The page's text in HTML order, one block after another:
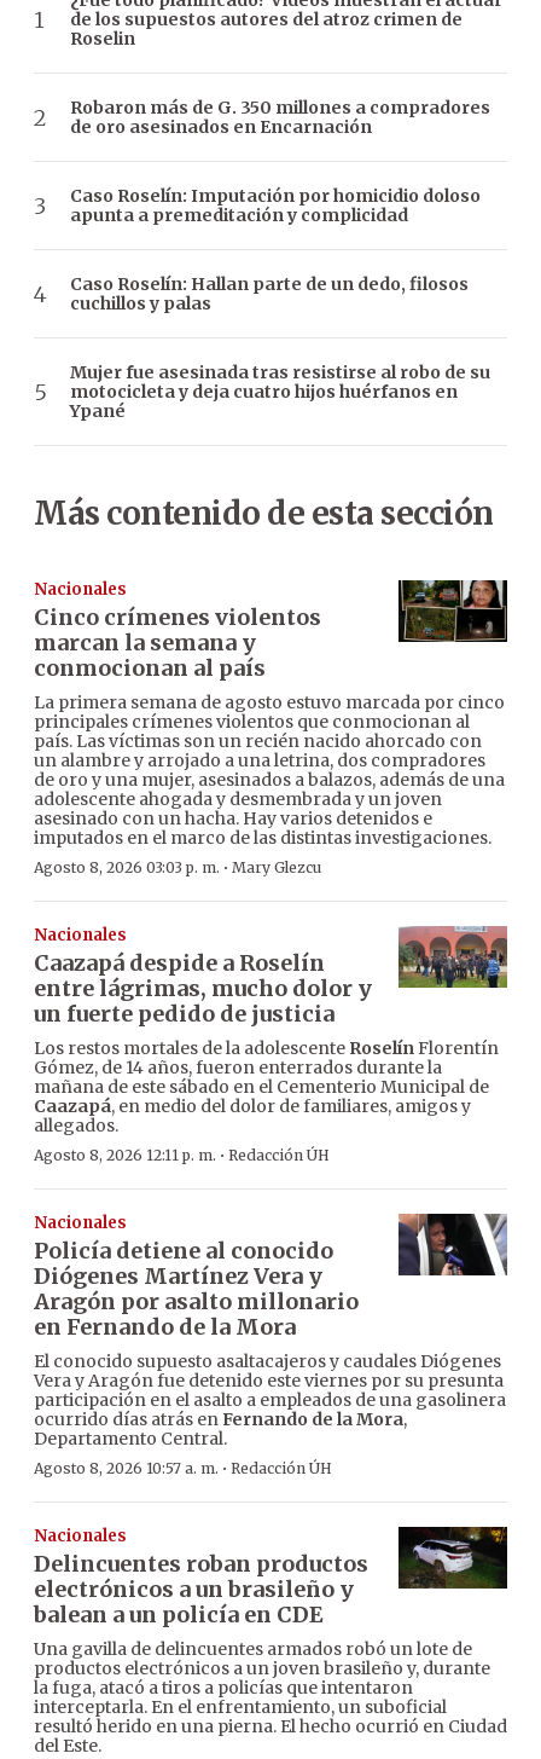
de los supuestos autores del atroz crimen de
Roselin
Robaron más de G. 350 millones a compradores
de oro asesinados en Encarnación
Caso Roselín: Imputación por homicidio doloso
apunta a premeditación y complicidad
Caso Roselín: Hallan parte de un dedo, filosos
cuchillos y palas
Mujer fue asesinada tras resistirse al robo de su
motocicleta y deja cuatro hijos huérfanos en
Ypané
Más contenido de esta sección
Nacionales
Cinco crímenes violentos
marcan la semana y
conmocionan al país
La primera semana de agosto estuvo marcada por cinco
principales crímenes violentos que conmocionan al
país. Las víctimas son un recién nacido ahorcado con
un alambre y arrojado a una letrina, dos compradores
de oro y una mujer, asesinados a balazos, además de una
adolescente ahogada y desmembrada y un joven
asesinado con un hacha. Hay varios detenidos e
imputados en el marco de las distintas investigaciones.
Agosto 8, 2026 03:03 p. m. · Mary Glezcu
Nacionales
Caazapá despide a Roselín
entre lágrimas, mucho dolor y
un fuerte pedido de justicia
Los restos mortales de la adolescente RoselínFlorentín
Gómez, de 14 años, fueron enterrados durante la
mañana de este sábado en el Cementerio Municipal de
Caazapá, en medio del dolor de familiares, amigos y
allegados.
Agosto 8, 2026 12:11 p. m. · Redacción ÚH
Nacionales
Policía detiene al conocido
Diógenes Martínez Vera y
Aragón por asalto millonario
en Fernando de la Mora
El conocido supuesto asaltacajeros y caudales Diógenes
Vera y Aragón fue detenido este viernes por su presunta
participación en el asalto a empleados de una gasolinera
ocurrido días atrás enFernando de la Mora,
Departamento Central.
Agosto 8, 2026 10:57 a. m. · Redacción ÚH
Nacionales
Delincuentes roban productos
electrónicos a un brasileño y
balean a un policía en CDE
Una gavilla de delincuentes armados robó un lote de
productos electrónicos a un joven brasileño y, durante
la fuga, atacó a tiros a policías que intentaron
interceptarla. En el enfrentamiento, un suboficial
resultó herido en una pierna. El hecho ocurrió en Ciudad
del Este.